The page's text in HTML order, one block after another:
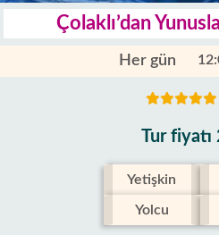
Çolaklı’dan
Her gün
Tur
Yetişkin
Yolcu